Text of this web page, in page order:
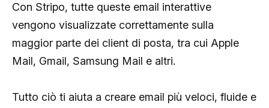
Con Stripo, tutte queste email interattive
vengono visualizzate correttamente sulla
maggior parte dei client di posta, tra cui Apple
Mail, Gmail, Samsung Mail e altri.
Tutto ciò ti aiuta a creare email più veloci, fluide e